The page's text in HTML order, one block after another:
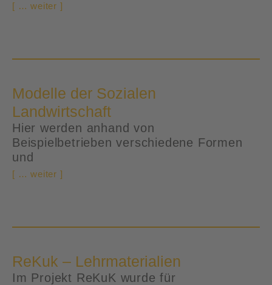
[ … weiter ]
Modelle der Sozialen
Landwirtschaft
Hier werden anhand von
Beispielbetrieben verschiedene Formen
und
[ … weiter ]
ReKuk – Lehrmaterialien
Im Projekt ReKuK wurde für